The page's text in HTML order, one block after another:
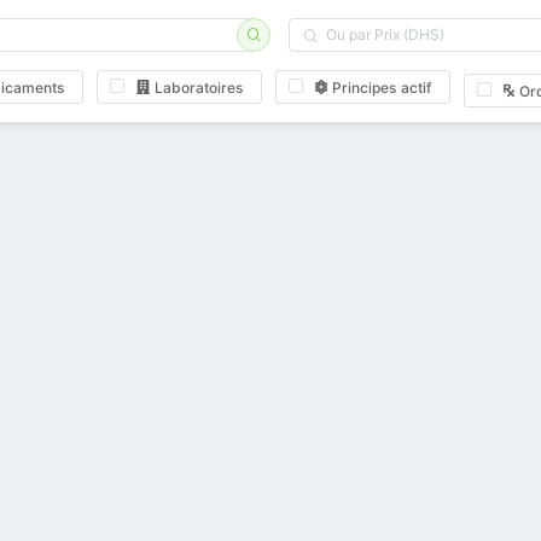
Laboratoires Principes actif